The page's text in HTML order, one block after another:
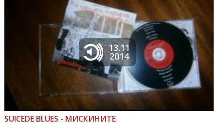
13.11
2014
SUICEDE BLUES - МИСКИНИТЕ